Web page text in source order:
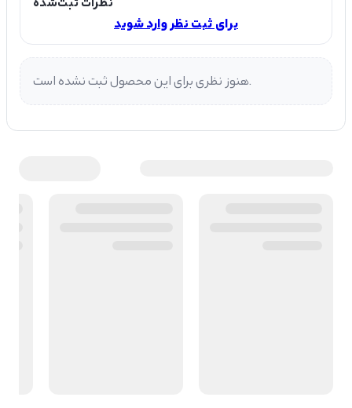
برای ثبت نظر وارد شوید
هنوز نظری برای این محصول ثبت نشده است.